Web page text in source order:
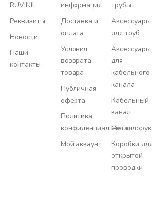
RUVINIL
Реквизиты
Новости
Наши
контакты
информация
Доставка и
оплата
Условия
возврата
товара
Публичная
оферта
Политика
конфиденциальности
Мой аккаунт
трубы
Аксессуары
для труб
Аксессуары
для
кабельного
канала
Кабельный
канал
Коробки для
открытой
проводки